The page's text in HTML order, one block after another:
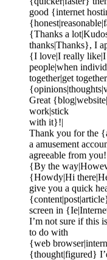
good {internet
{Thanks a
thanks|Thanks}, I
{I love|I really
people|when
together|get
Great
work|stick
with it}!|
Thank you for the
a amusement
agreeable from you!
{By the
{Howdy|Hi
give you a quick
screen in
I’m not sure if this
to do with
{web
{thought|figured}